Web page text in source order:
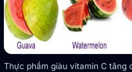
Thực phẩm giàu vitamin C tăng